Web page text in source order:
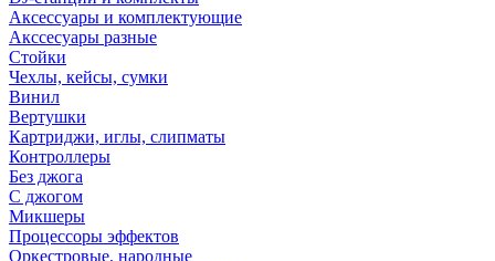
Аксессуары и комплектующие
Акссесуары разные
Стойки
Чехлы, кейсы, сумки
Винил
Вертушки
Картриджи, иглы, слипматы
Контроллеры
Без джога
С джогом
Микшеры
Процессоры эффектов
Оркестровые, народные